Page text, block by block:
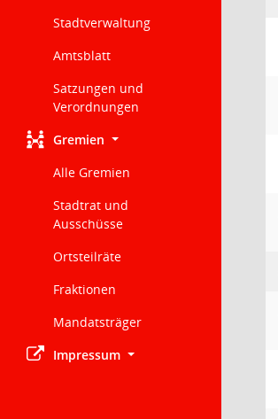
Stadtverwaltung
Amtsblatt
Satzungen und
Verordnungen
Gremien
Alle Gremien
Stadtrat und
Ausschüsse
Ortsteilräte
Fraktionen
Mandatsträger
Impressum